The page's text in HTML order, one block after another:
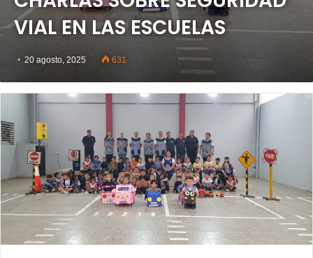
VIAL EN LAS ESCUELAS
20 agosto, 2025 631